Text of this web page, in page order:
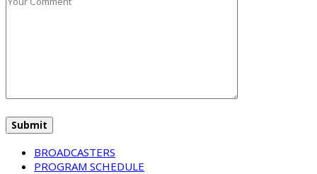
BROADCASTERS
PROGRAM SCHEDULE